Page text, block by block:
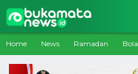
Home News Ramadan Bola